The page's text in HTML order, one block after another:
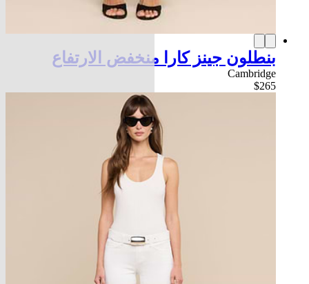
بنطلون جينز كارا منخفض الارتفاع
Cambridge
$265